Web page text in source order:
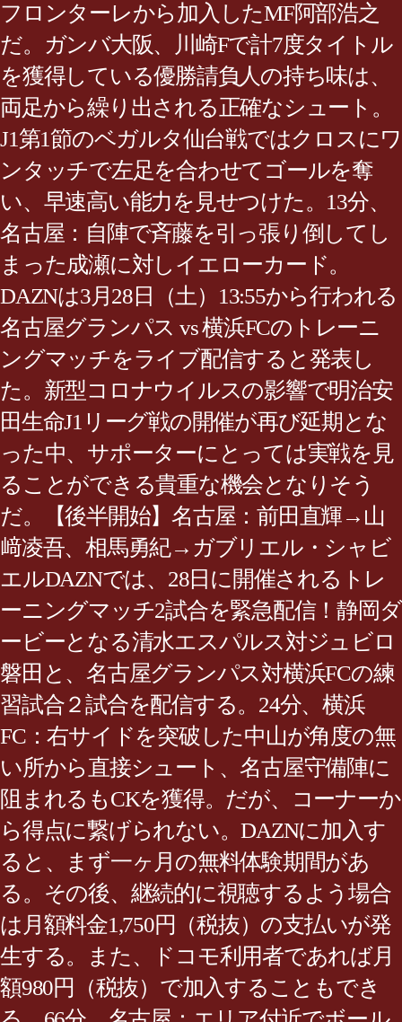
フロンターレから加入したMF阿部浩之
だ。ガンバ大阪、川崎Fで計7度タイトル
を獲得している優勝請負人の持ち味は、
両足から繰り出される正確なシュート。
J1第1節のベガルタ仙台戦ではクロスにワ
ンタッチで左足を合わせてゴールを奪
い、早速高い能力を見せつけた。13分、
名古屋：自陣で斉藤を引っ張り倒してし
まった成瀬に対しイエローカード。
DAZNは3月28日（土）13:55から行われる
名古屋グランパス vs 横浜FCのトレーニ
ングマッチをライブ配信すると発表し
た。新型コロナウイルスの影響で明治安
田生命J1リーグ戦の開催が再び延期とな
った中、サポーターにとっては実戦を見
ることができる貴重な機会となりそう
だ。【後半開始】名古屋：前田直輝→山
﨑凌吾、相馬勇紀→ガブリエル・シャビ
エルDAZNでは、28日に開催されるトレ
ーニングマッチ2試合を緊急配信！静岡ダ
ービーとなる清水エスパルス対ジュビロ
磐田と、名古屋グランパス対横浜FCの練
習試合２試合を配信する。24分、横浜
FC：右サイドを突破した中山が角度の無
い所から直接シュート、名古屋守備陣に
阻まれるもCKを獲得。だが、コーナーか
ら得点に繋げられない。DAZNに加入す
ると、まず一ヶ月の無料体験期間があ
る。その後、継続的に視聴するよう場合
は月額料金1,750円（税抜）の支払いが発
生する。また、ドコモ利用者であれば月
額980円（税抜）で加入することもでき